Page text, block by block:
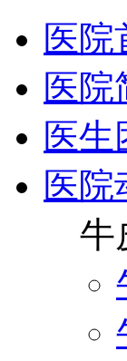
医院
医院
医生
医院
牛